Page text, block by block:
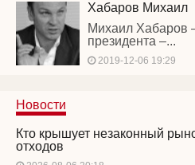
Хабаров Михаил
Михаил Хабаров
президента –...
2019-12-06 19:29
Новости
Кто крышует незаконный
отходов